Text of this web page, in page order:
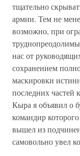
тщательно
армии. Тем не
возможно, при
нас от
сохранением
маскировки
последних частей
Кыра я объявил о
командир
вышел из
самовольно увел